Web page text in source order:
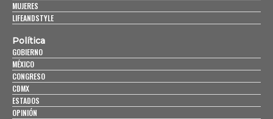
MUJERES
LIFEANDSTYLE
Política
GOBIERNO
MÉXICO
CONGRESO
CDMX
ESTADOS
OPINIÓN